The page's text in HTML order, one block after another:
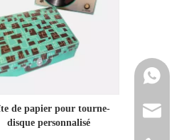
de papier pour tourne-
disque personnalisé